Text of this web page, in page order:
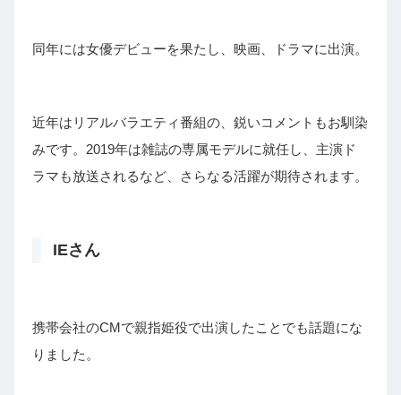
同年には女優デビューを果たし、映画、ドラマに出演。
近年はリアルバラエティ番組の、鋭いコメントもお馴染
みです。2019年は雑誌の専属モデルに就任し、主演ド
ラマも放送されるなど、さらなる活躍が期待されます。
IEさん
携帯会社のCMで親指姫役で出演したことでも話題にな
りました。